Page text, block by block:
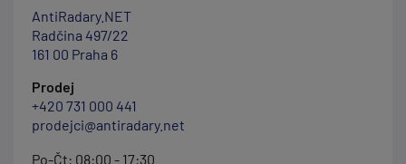
AntiRadary.NET
Radčina 497/22
161 00 Praha 6
Prodej
+420 731 000 441
prodejci@antiradary.net
Po-Čt: 08:00 - 17:30